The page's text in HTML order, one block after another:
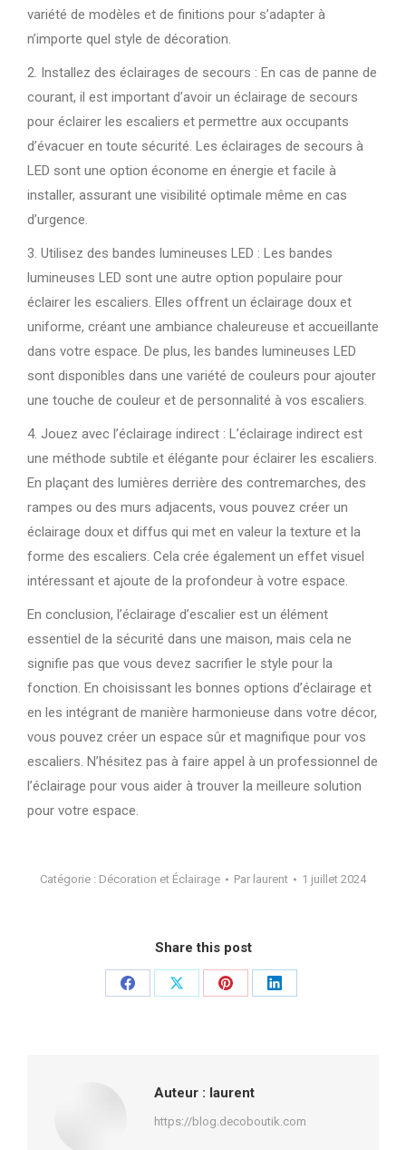
variété de modèles et de finitions pour s’adapter à
n’importe quel style de décoration.
2. Installez des éclairages de secours : En cas de panne de
courant, il est important d’avoir un éclairage de secours
pour éclairer les escaliers et permettre aux occupants
d’évacuer en toute sécurité. Les éclairages de secours à
LED sont une option économe en énergie et facile à
installer, assurant une visibilité optimale même en cas
d’urgence.
3. Utilisez des bandes lumineuses LED : Les bandes
lumineuses LED sont une autre option populaire pour
éclairer les escaliers. Elles offrent un éclairage doux et
uniforme, créant une ambiance chaleureuse et accueillante
dans votre espace. De plus, les bandes lumineuses LED
sont disponibles dans une variété de couleurs pour ajouter
une touche de couleur et de personnalité à vos escaliers.
4. Jouez avec l’éclairage indirect : L’éclairage indirect est
une méthode subtile et élégante pour éclairer les escaliers.
En plaçant des lumières derrière des contremarches, des
rampes ou des murs adjacents, vous pouvez créer un
éclairage doux et diffus qui met en valeur la texture et la
forme des escaliers. Cela crée également un effet visuel
intéressant et ajoute de la profondeur à votre espace.
En conclusion, l’éclairage d’escalier est un élément
essentiel de la sécurité dans une maison, mais cela ne
signifie pas que vous devez sacrifier le style pour la
fonction. En choisissant les bonnes options d’éclairage et
en les intégrant de manière harmonieuse dans votre décor,
vous pouvez créer un espace sûr et magnifique pour vos
escaliers. N’hésitez pas à faire appel à un professionnel de
l’éclairage pour vous aider à trouver la meilleure solution
pour votre espace.
Catégorie : Décoration et Éclairage Par laurent 1 juillet 2024
Share this post
PartagerPartagerPartagerPartager
Auteur : laurent
https://blog.decoboutik.com